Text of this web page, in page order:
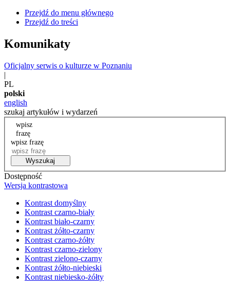
Przejdź do menu głównego
Przejdź do treści
Komunikaty
Oficjalny serwis o kulturze w Poznaniu
|
PL
polski
english
szukaj artykułów i wydarzeń
wpisz
frazę
wpisz frazę
Wyszukaj
Dostępność
Wersja kontrastowa
Kontrast domyślny
Kontrast czarno-biały
Kontrast biało-czarny
Kontrast żółto-czarny
Kontrast czarno-żółty
Kontrast czarno-zielony
Kontrast zielono-czarny
Kontrast żółto-niebieski
Kontrast niebiesko-żółty